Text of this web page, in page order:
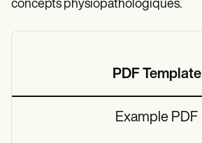
concepts physiopathologiques.
PDF Template
Example PDF